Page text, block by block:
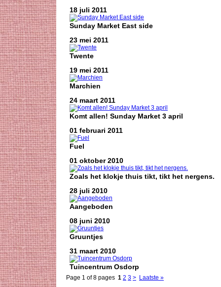
18 juli 2011
Sunday Market East side
23 mei 2011
Twente
19 mei 2011
Marchien
24 maart 2011
Komt allen! Sunday Market 3 april
01 februari 2011
Fuel
01 oktober 2010
Zoals het klokje thuis tikt, tikt het nergens.
28 juli 2010
Aangeboden
08 juni 2010
Gruuntjes
31 maart 2010
Tuincentrum Osdorp
Page 1 of 8 pages 1 2 3 > Laatste »